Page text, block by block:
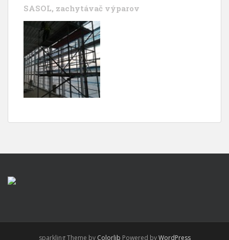
SASOL, zachytávač výparov
sparkling Theme by Colorlib Powered byWordPress